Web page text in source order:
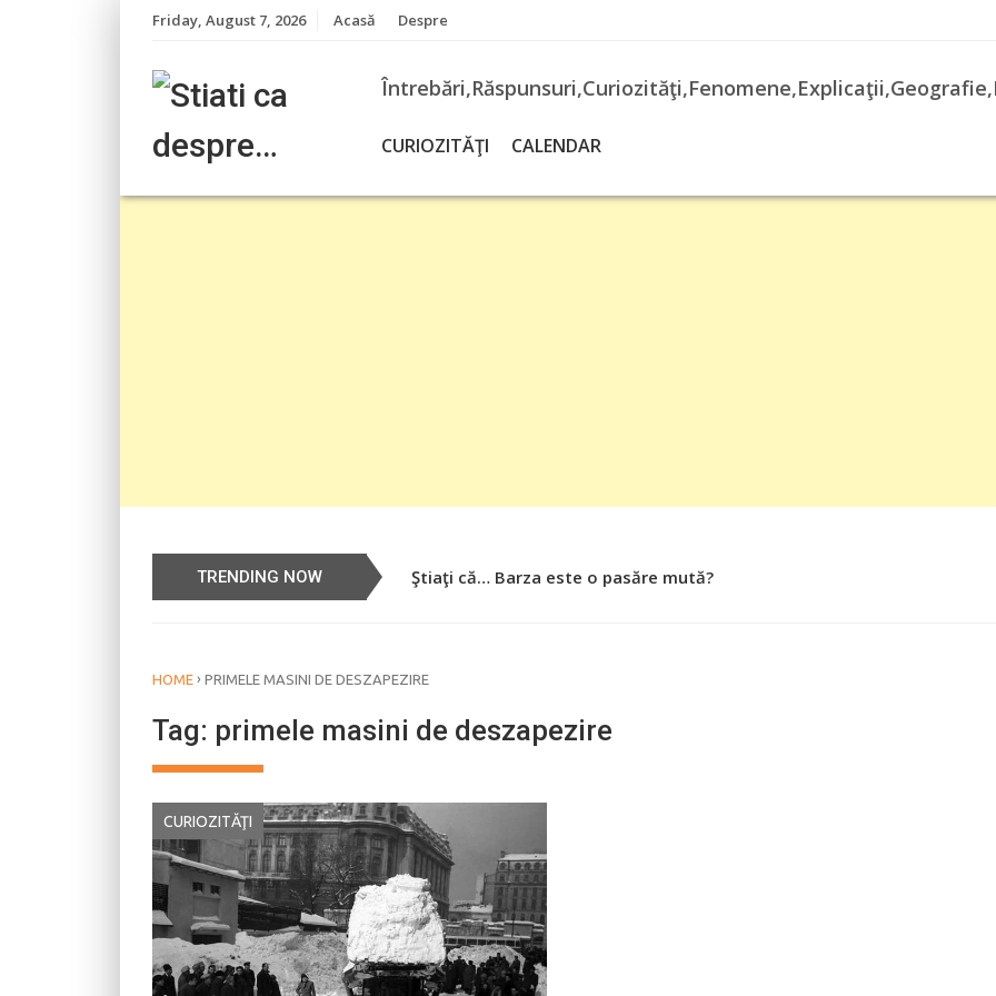
Friday, August 7, 2026 Acasă Despre
CURIOZITĂŢI CALENDAR
TRENDING NOW Ştiaţi că… Barza este o pasăre mută?
Știați că… Roşiile îsi păstrează substanţele benefice organismului
HOME › PRIMELE MASINI DE DESZAPEZIRE
Tag: primele masini de deszapezire
CURIOZITĂŢI